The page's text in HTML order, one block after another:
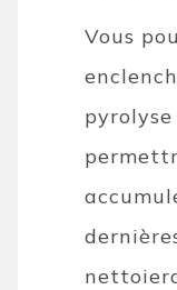
Vous
pyrolyse